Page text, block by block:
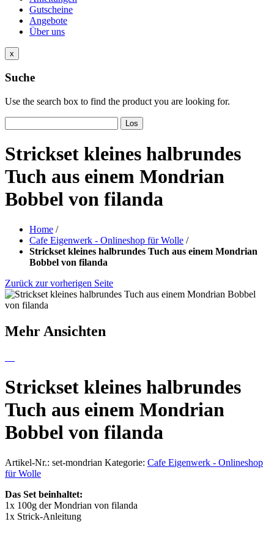
Gutscheine
Angebote
Über uns
x
Suche
Use the search box to find the product you are looking for.
Los
Strickset kleines halbrundes
Tuch aus einem Mondrian
Bobbel von filanda
Home /
Cafe Eigenwerk - Onlineshop für Wolle /
Strickset kleines halbrundes Tuch aus einem Mondrian
Bobbel von filanda
Zurück zur vorherigen Seite
Mehr Ansichten
Strickset kleines halbrundes
Tuch aus einem Mondrian
Bobbel von filanda
Artikel-Nr.: set-mondrian Kategorie: Cafe Eigenwerk - Onlineshop
für Wolle
Das Set beinhaltet:
1x 100g der Mondrian von filanda
1x Strick-Anleitung